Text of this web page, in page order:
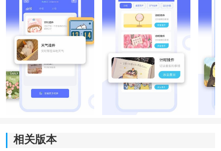
*替换桌面图标：自由定制手机桌面，可以将原来的图标
替换成个性化的图标，让手机界面变得更加吸引人。
*自定义图标：除了替换原有图标，还可以通过自定义图
标，打造一个只属于你的独一无二的手机界面。
*应用主题：炫酷主题供你选择，同时还可以按自己喜好
定制主题，带给你全新的视觉体验。
上。
相关版本